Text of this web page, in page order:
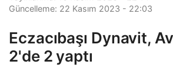
Güncelleme: 22 Kasım 2023 - 22:03
Eczacıbaşı Dynavit,
2'de 2 yaptı